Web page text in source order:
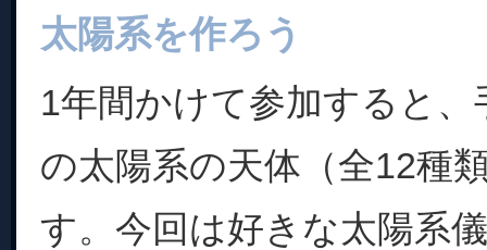
太陽系を作ろう
1年間かけて参加すると
の太陽系の天体（全12種
す。今回は好きな太陽系